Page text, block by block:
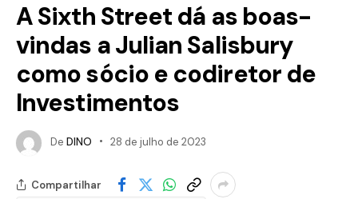
A Sixth Street dá as boas-
vindas a Julian Salisbury
como sócio e codiretor de
Investimentos
De DINO 28 de julho de 2023
Compartilhar